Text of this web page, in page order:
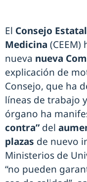
El Consejo
Medicina
nueva nueva
explicación de
Consejo, que ha
líneas de trabajo
órgano ha
contra” del
plazas de nuevo
Ministerios de
“no pueden